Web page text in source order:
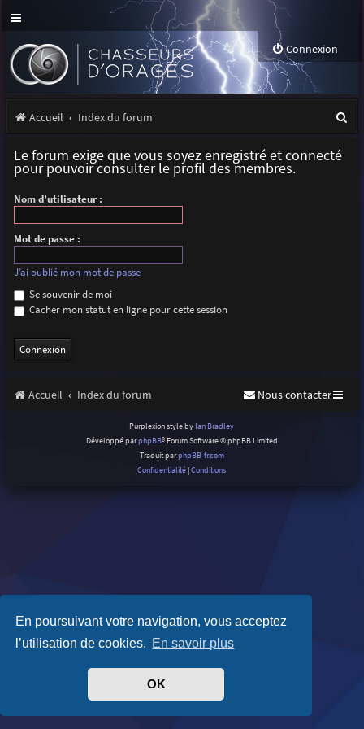
En poursuivant votre navigation, vous acceptez
l’utilisation de cookies. En savoir plus
OK
Connexion
Accueil Index du forum
Le forum exige que vous soyez enregistré et connecté
pour pouvoir consulter le profil des membres.
Nom d’utilisateur :
Mot de passe :
J’ai oublié mon mot de passe
Se souvenir de moi
Cacher mon statut en ligne pour cette session
Accueil Index du forum Nous contacter
Purplexion style by Ian Bradley
Développé parphpBB® Forum Software © phpBB Limited
Traduit parphpBB-fr.com
Confidentialité |Conditions